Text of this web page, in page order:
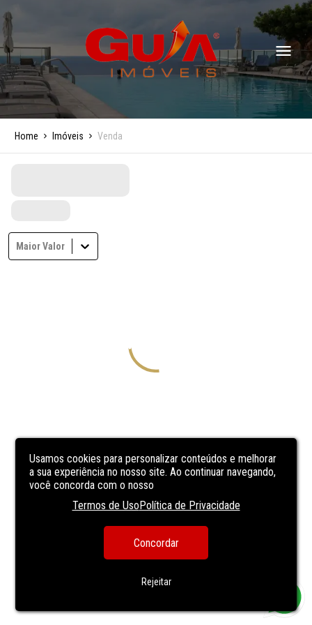
Usamos cookies para personalizar conteúdos e melhorar
a sua experiência no nosso site. Ao continuar navegando,
você concorda com o nosso
Termos de UsoPolítica de Privacidade
Concordar
Rejeitar
Home Imóveis Venda
Maior Valor